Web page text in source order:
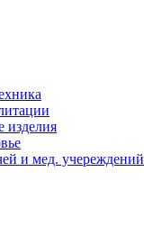
изделия
и мед. учереждений